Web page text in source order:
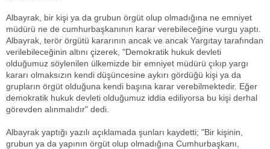
Albayrak, bir kişi ya da grubun örgüt olup olmadığına ne emniyet
müdürü ne de cumhurbaşkanının karar verebileceğine vurgu yaptı.
Albayrak, terör örgütü kararının ancak ve ancak Yargıtay tarafından
verilebileceğinin altını çizerek, "Demokratik hukuk devleti
olduğumuz söylenilen ülkemizde bir emniyet müdürü çıkıp yargı
kararı olmaksızın kendi düşüncesine aykırı gördüğü kişi ya da
grupların örgüt olduğuna kendi başına karar verebilmektedir. Eğer
demokratik hukuk devleti olduğumuz iddia ediliyorsa bu kişi derhal
görevden alınmalıdır" dedi.
Albayrak yaptığı yazılı açıklamada şunları kaydetti; "Bir kişinin,
grubun ya da yapının örgüt olup olmadığına Cumhurbaşkanı,